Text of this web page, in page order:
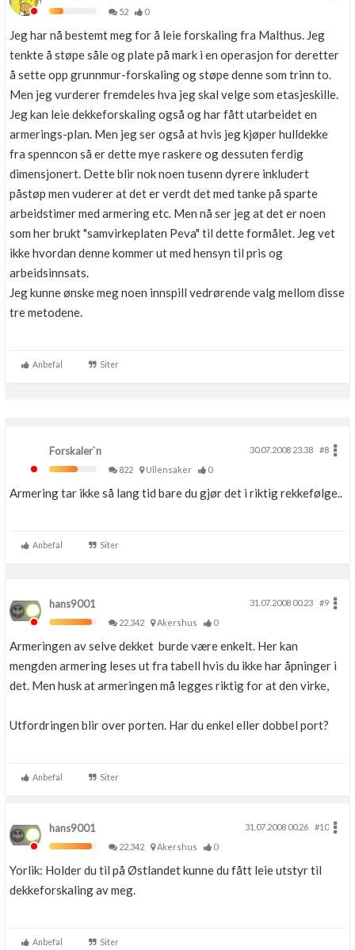
52
0
Jeg har nå bestemt meg for å leie forskaling fra Malthus. Jeg
tenkte å støpe såle og plate på mark i en operasjon for deretter
å sette opp grunnmur-forskaling og støpe denne som trinn to.
Men jeg vurderer fremdeles hva jeg skal velge som etasjeskille.
Jeg kan leie dekkeforskaling også og har fått utarbeidet en
armerings-plan. Men jeg ser også at hvis jeg kjøper hulldekke
fra spenncon så er dette mye raskere og dessuten ferdig
dimensjonert. Dette blir nok noen tusenn dyrere inkludert
påstøp men vuderer at det er verdt det med tanke på sparte
arbeidstimer med armering etc. Men nå ser jeg at det er noen
som her brukt "samvirkeplaten Peva" til dette formålet. Jeg vet
ikke hvordan denne kommer ut med hensyn til pris og
arbeidsinnsats.
Jeg kunne ønske meg noen innspill vedrørende valg mellom disse
tre metodene.
Anbefal Siter
Forskaler`n 30.07.2008 23.38
#8
822
Ullensaker 0
Armering tar ikke så lang tid bare du gjør det i riktig rekkefølge..
Anbefal Siter
hans9001 31.07.2008 00.23
#9
22,342
Akershus 0
Armeringen av selve dekket burde være enkelt. Her kan
mengden armering leses ut fra tabell hvis du ikke har åpninger i
det. Men husk at armeringen må legges riktig for at den virke,
Utfordringen blir over porten. Har du enkel eller dobbel port?
Anbefal Siter
hans9001 31.07.2008 00.26
#10
22,342
Akershus 0
Yorlik: Holder du til på Østlandet kunne du fått leie utstyr til
dekkeforskaling av meg.
Anbefal Siter